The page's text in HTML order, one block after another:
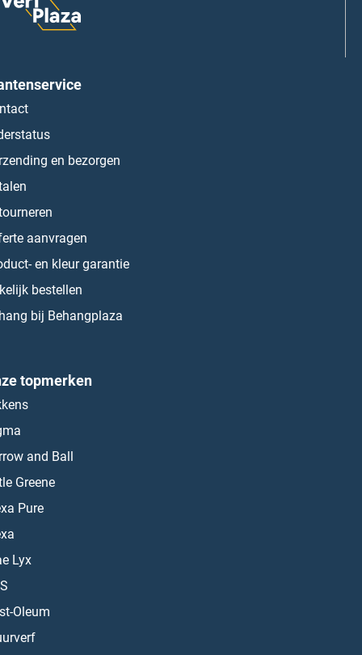
en bezorgen
aanvragen
en kleur garantie
bestellen
bij Behangplaza
topmerken
and Ball
Greene
Pure
Lyx
Oleum